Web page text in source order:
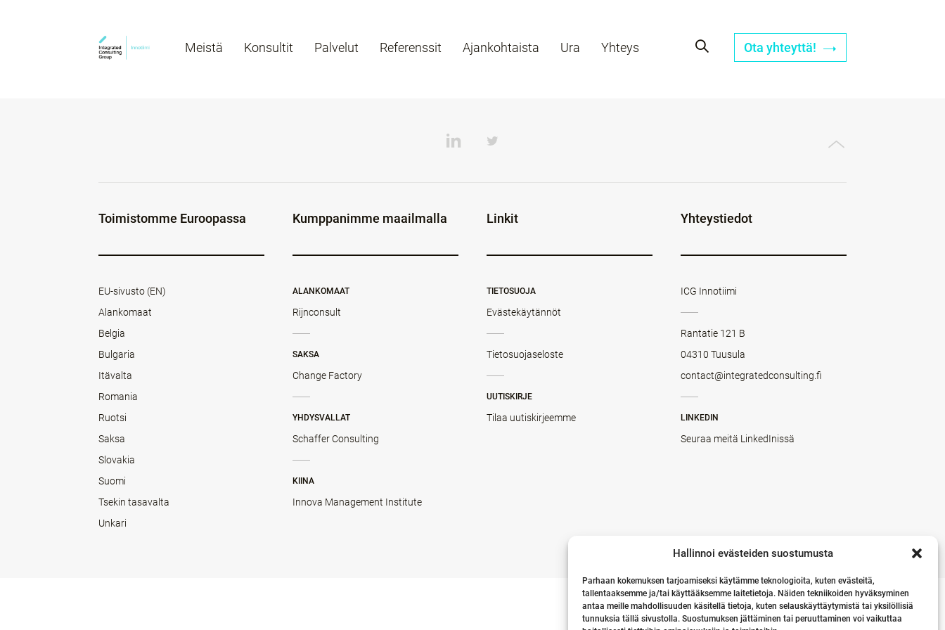
Hallinnoi evästeiden suostumusta
Parhaan kokemuksen tarjoamiseksi käytämme teknologioita, kuten evästeitä,
tallentaaksemme ja/tai käyttääksemme laitetietoja. Näiden tekniikoiden hyväksyminen
antaa meille mahdollisuuden käsitellä tietoja, kuten selauskäyttäytymistä tai yksilöllisiä
tunnuksia tällä sivustolla. Suostumuksen jättäminen tai peruuttaminen voi vaikuttaa
Meistä Konsultit Palvelut Referenssit Ajankohtaista Ura Yhteys Ota yhteyttä!
Toimistomme Euroopassa
EU-sivusto (EN)
Alankomaat
Belgia
Bulgaria
Itävalta
Romania
Ruotsi
Saksa
Slovakia
Suomi
Tsekin tasavalta
Unkari
Kumppanimme maailmalla
ALANKOMAAT
Rijnconsult
SAKSA
Change Factory
YHDYSVALLAT
Schaffer Consulting
KIINA
Innova Management Institute
Linkit
TIETOSUOJA
Evästekäytännöt
Tietosuojaseloste
UUTISKIRJE
Tilaa uutiskirjeemme
Yhteystiedot
ICG Innotiimi
Rantatie 121 B
04310 Tuusula
contact@integratedconsulting.fi
LINKEDIN
Seuraa meitä LinkedInissä